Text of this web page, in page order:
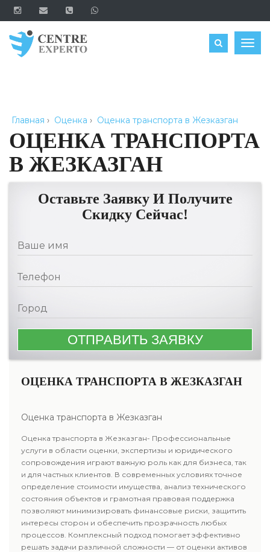
ЗАКАЗАТЬ
Главная › Оценка › Оценка транспорта в Жезказган
ОЦЕНКА ТРАНСПОРТА
В ЖЕЗКАЗГАН
Оставьте Заявку И Получите
Скидку Сейчас!
ОЦЕНКА ТРАНСПОРТА В ЖЕЗКАЗГАН
Оценка транспорта в Жезказган
Оценка транспорта в Жезказган- Профессиональные
услуги в области оценки, экспертизы и юридического
сопровождения играют важную роль как для бизнеса, так
и для частных клиентов. В современных условиях точное
определение стоимости имущества, анализ технического
состояния объектов и грамотная правовая поддержка
позволяют минимизировать финансовые риски, защитить
интересы сторон и обеспечить прозрачность любых
процессов. Комплексный подход помогает эффективно
решать задачи различной сложности — от оценки активов